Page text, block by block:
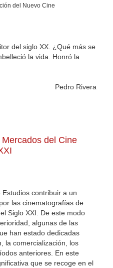
del Nuevo Cine
del siglo XX. ¿Qué más se
la vida. Honró la
Pedro Rivera
del Cine
contribuir a un
las cinematografías de
Siglo XXI. De este modo
algunas de las
han estado dedicadas
la comercialización, los
anteriores. En este
que se recoge en el